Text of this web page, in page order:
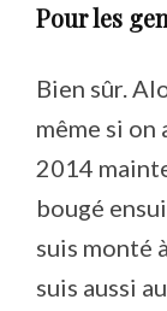
Pour les
Bien sûr.
même si
2014
bougé
suis monté
suis aussi